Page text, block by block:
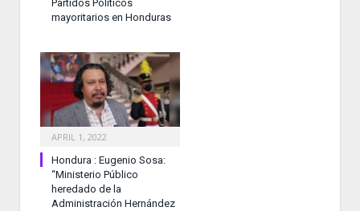
Partidos Políticos
mayoritarios en Honduras
APRIL 1, 2022
Hondura : Eugenio Sosa:
“Ministerio Público
heredado de la
Administración Hernández